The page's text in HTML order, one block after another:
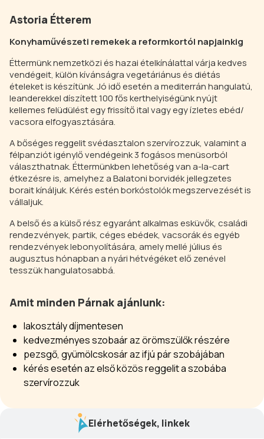
Astoria Étterem
Konyhaművészeti remekek a reformkortól napjainkig
Éttermünk nemzetközi és hazai ételkínálattal várja kedves
vendégeit, külön kívánságra vegetáriánus és diétás
ételeket is készítünk. Jó idő esetén a mediterrán hangulatú,
leanderekkel díszített 100 fős kerthelyiségünk nyújt
kellemes felüdülést egy frissítő ital vagy egy ízletes ebéd/
vacsora elfogyasztására.
A bőséges reggelit svédasztalon szervírozzuk, valamint a
félpanziót igénylő vendégeink 3 fogásos menüsorból
választhatnak. Éttermünkben lehetőség van a-la-cart
étkezésre is, amelyhez a Balatoni borvidék jellegzetes
borait kínáljuk. Kérés estén borkóstolók megszervezését is
vállaljuk.
A belső és a külső rész egyaránt alkalmas esküvők, családi
rendezvények, partik, céges ebédek, vacsorák és egyéb
rendezvények lebonyolítására, amely mellé július és
augusztus hónapban a nyári hétvégéket elő zenével
tesszük hangulatosabbá.
Amit minden Párnak ajánlunk:
lakosztály díjmentesen
kedvezményes szobaár az örömszülők részére
pezsgő, gyümölcskosár az ifjú pár szobájában
kérés esetén az első közös reggelit a szobába
szervírozzuk
Elérhetőségek, linkek